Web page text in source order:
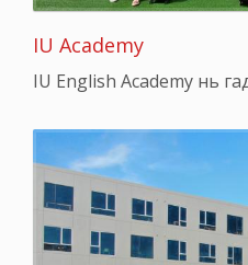
IU Academy
IU English Academy нь